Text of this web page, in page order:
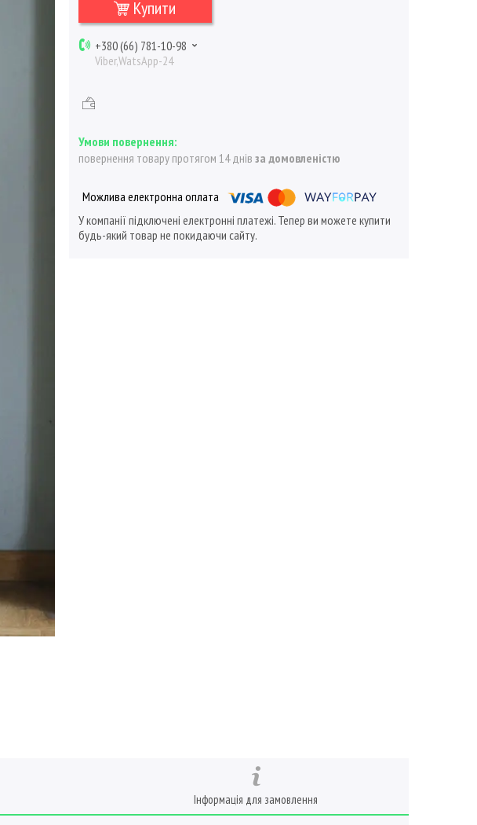
Купити
+380 (66) 781-10-98
Viber,WatsApp-24
повернення товару протягом 14 днів за домовленістю
У компанії підключені електронні платежі. Тепер ви можете купити
будь-який товар не покидаючи сайту.
Інформація для замовлення